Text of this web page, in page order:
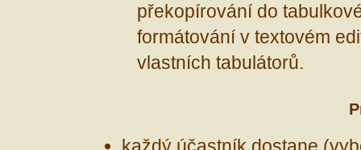
překopírování do
formátování v textovém
vlastních tabulátorů.